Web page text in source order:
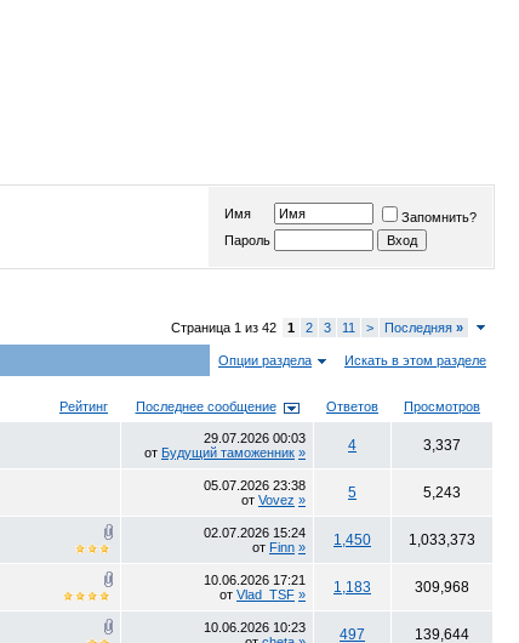
Имя
Запомнить?
Пароль
Страница 1 из 42 1 2 3 11 > Последняя »
Опции раздела Искать в этом разделе
Рейтинг Последнее сообщение Ответов Просмотров
29.07.2026 00:03
от Будущий таможенник » 4 3,337
05.07.2026 23:38
от Vovez » 5 5,243
02.07.2026 15:24
от Finn » 1,450 1,033,373
10.06.2026 17:21
от Vlad_TSF » 1,183 309,968
10.06.2026 10:23
497 139,644